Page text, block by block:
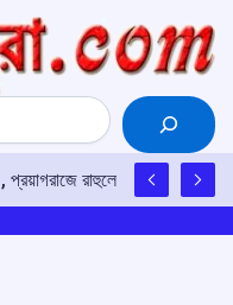
রাহুলের হুঙ্কার